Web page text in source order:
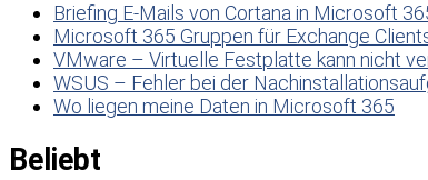
Briefing E-Mails von Cortana in Microsoft
Microsoft 365 Gruppen für Exchange
VMware – Virtuelle Festplatte kann nicht
WSUS – Fehler bei der
Wo liegen meine Daten in Microsoft 365
Beliebt